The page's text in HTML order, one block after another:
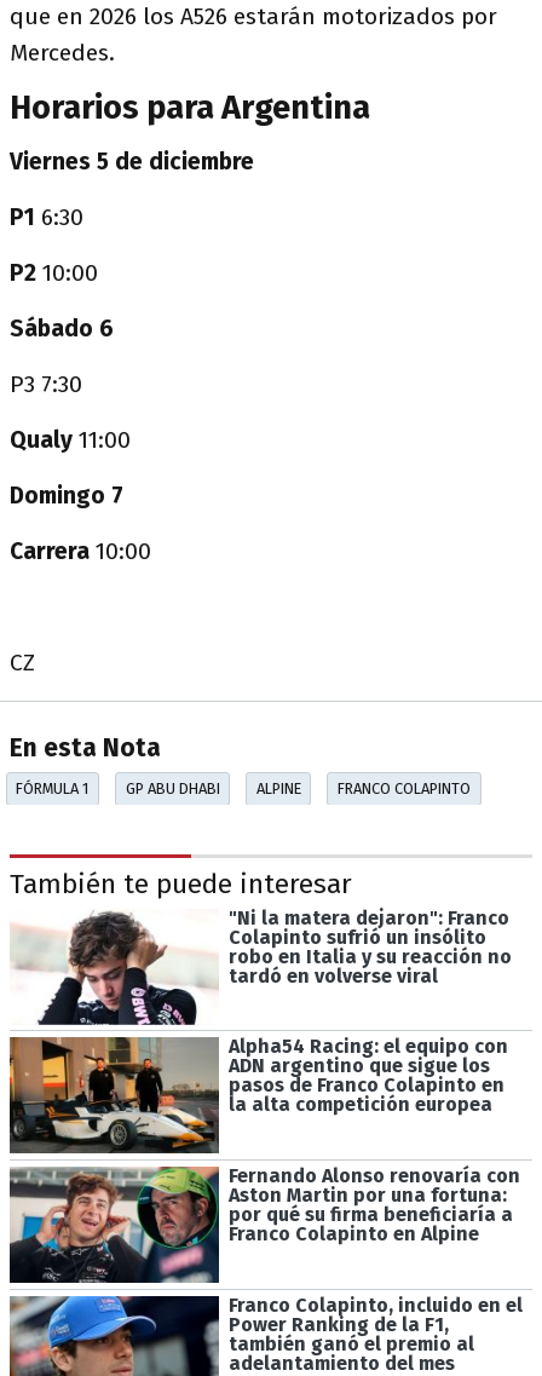
que en 2026 los A526 estarán motorizados por
Mercedes.
Horarios para Argentina
Viernes 5 de diciembre
P1 6:30
P2 10:00
Sábado 6
P3 7:30
Qualy 11:00
Domingo 7
Carrera 10:00
CZ
En esta Nota
FÓRMULA 1 GP ABU DHABI ALPINE FRANCO COLAPINTO
También te puede interesar
"Ni la matera dejaron": Franco
Colapinto sufrió un insólito
robo en Italia y su reacción no
tardó en volverse viral
Alpha54 Racing: el equipo con
ADN argentino que sigue los
pasos de Franco Colapinto en
la alta competición europea
Fernando Alonso renovaría con
Aston Martin por una fortuna:
por qué su firma beneficiaría a
Franco Colapinto en Alpine
Franco Colapinto, incluido en el
Power Ranking de la F1,
también ganó el premio al
adelantamiento del mes